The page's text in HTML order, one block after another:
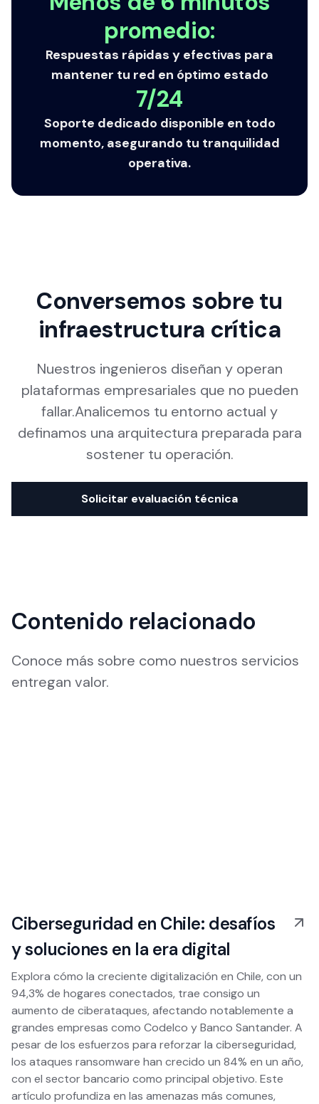
promedio:
Respuestas rápidas y efectivas para
mantener tu red en óptimo estado
7/24
Soporte dedicado disponible en todo
momento, asegurando tu tranquilidad
operativa.
Conversemos sobre tu
infraestructura crítica
Nuestros ingenieros diseñan y operan
plataformas empresariales que no pueden
fallar.Analicemos tu entorno actual y
definamos una arquitectura preparada para
sostener tu operación.
Solicitar evaluación técnica
Contenido relacionado
Conoce más sobre como nuestros servicios
entregan valor.
Ciberseguridad en Chile: desafíos
y soluciones en la era digital
Explora cómo la creciente digitalización en Chile, con un
94,3% de hogares conectados, trae consigo un
aumento de ciberataques, afectando notablemente a
grandes empresas como Codelco y Banco Santander. A
pesar de los esfuerzos para reforzar la ciberseguridad,
los ataques ransomware han crecido un 84% en un año,
con el sector bancario como principal objetivo. Este
artículo profundiza en las amenazas más comunes,